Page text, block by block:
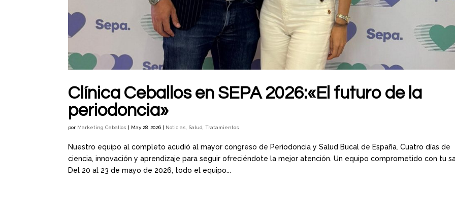
Clínica Ceballos en SEPA 2026:«El futuro de la
periodoncia»
por Marketing Ceballos | May 28, 2026 | Noticias Salud ,Tratamientos
Nuestro equipo al completo acudió al mayor congreso de Periodoncia y Salud Bucal de España. Cuatro días de
ciencia, innovación y aprendizaje para seguir ofreciéndote la mejor atención. Un equipo comprometido con tu
Del 20 al 23 de mayo de 2026, todo el equipo...